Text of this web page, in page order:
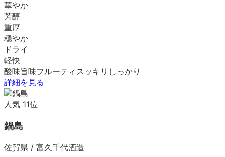
華やか
芳醇
重厚
穏やか
ドライ
軽快
酸味旨味フルーティ スッキリ しっかり
詳細を見る
人気 11位
鍋島
佐賀県 / 富久千代酒造